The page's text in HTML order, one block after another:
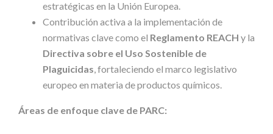
estratégicas en la Unión Europea.
Contribución activa a la implementación de
normativas clave como el Reglamento REACH y la
Directiva sobre el Uso Sostenible de
Plaguicidas , fortaleciendo el marco legislativo
europeo en materia de productos químicos.
Áreas de enfoque clave de PARC: